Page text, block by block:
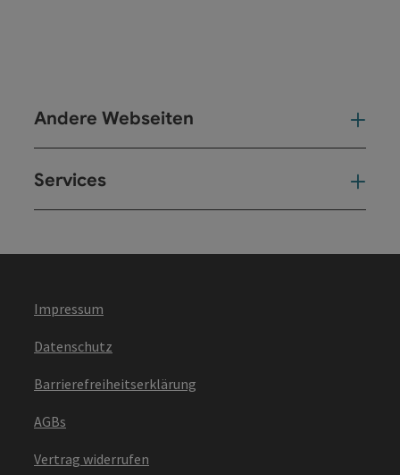
Andere Webseiten
Services
Impressum
Datenschutz
Barrierefreiheitserklärung
AGBs
Vertrag widerrufen